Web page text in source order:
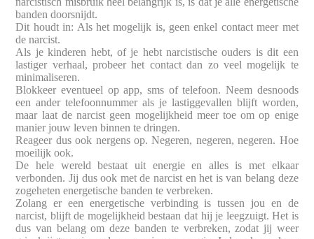
banden doorsnijdt.
Dit houdt in: Als het mogelijk is, geen enkel contact meer met
de narcist.
Als je kinderen hebt, of je hebt narcistische ouders is dit een
lastiger verhaal, probeer het contact dan zo veel mogelijk te
minimaliseren.
Blokkeer eventueel op app, sms of telefoon. Neem desnoods
een ander telefoonnummer als je lastiggevallen blijft worden,
maar laat de narcist geen mogelijkheid meer toe om op enige
manier jouw leven binnen te dringen.
Reageer dus ook nergens op. Negeren, negeren, negeren. Hoe
moeilijk ook.
De hele wereld bestaat uit energie en alles is met elkaar
verbonden. Jij dus ook met de narcist en het is van belang deze
zogeheten energetische banden te verbreken.
Zolang er een energetische verbinding is tussen jou en de
narcist, blijft de mogelijkheid bestaan dat hij je leegzuigt. Het is
dus van belang om deze banden te verbreken, zodat jij weer